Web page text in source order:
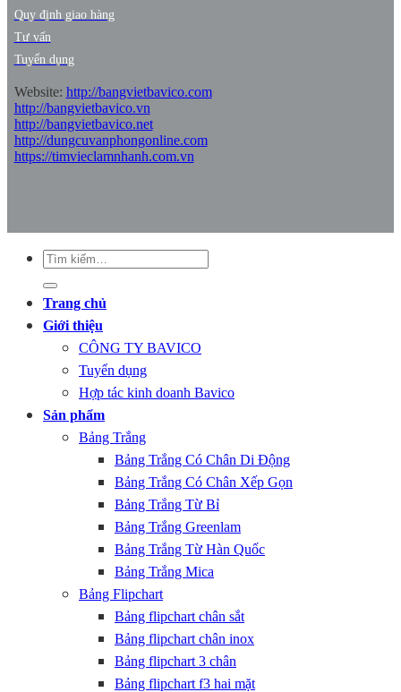
Bảng Thông Báo Gắn Khoá Có
Quy định giao hàng
Tư vấn
Tuyển dụng
Website: http://bangvietbavico.com
http://bangvietbavico.vn
http://bangvietbavico.net
http://dungcuvanphongonline.com
https://timvieclamnhanh.com.vn
Tìm
kiếm:
Trang chủ
Giới thiệu
CÔNG TY BAVICO
Tuyển dụng
Hợp tác kinh doanh Bavico
Sản phẩm
Bảng Trắng
Bảng Trắng Có Chân Di Động
Bảng Trắng Có Chân Xếp Gọn
Bảng Trắng Từ Bỉ
Bảng Trắng Greenlam
Bảng Trắng Từ Hàn Quốc
Bảng Trắng Mica
Bảng Flipchart
Bảng flipchart chân sắt
Bảng flipchart chân inox
Bảng flipchart 3 chân
Bảng flipchart f3 hai mặt